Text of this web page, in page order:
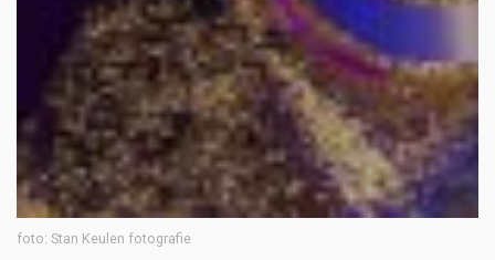
foto: Stan Keulen fotografie